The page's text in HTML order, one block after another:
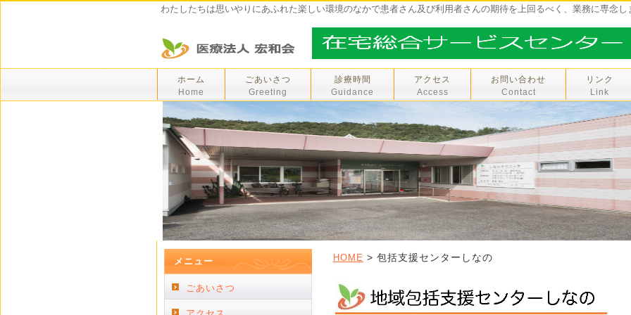
わたしたちは思いやりにあふれた楽しい環境のなかで患者さん及び利用者さんの期待を上回るべく、業務に専念し
ホーム
Home
ごあいさつ
Greeting
診療時間
Guidance
アクセス
Access
お問い合わせ
Contact
リンク
Link
HOME > 包括支援センターしなの
メニュー
ごあいさつ